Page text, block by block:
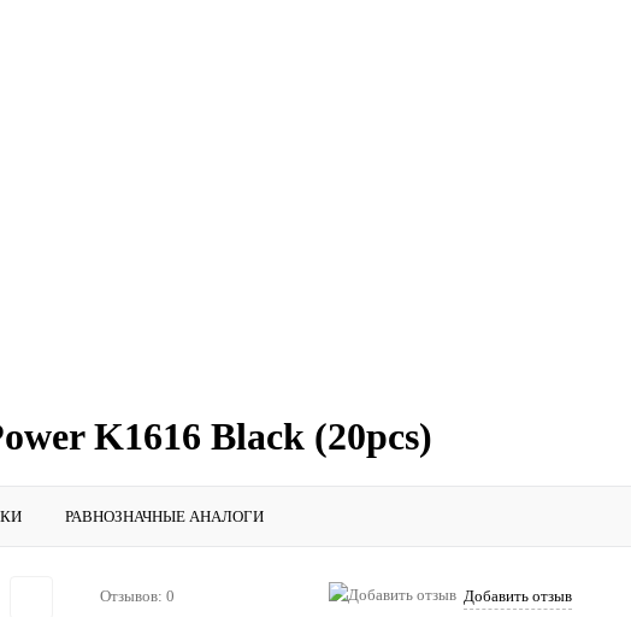
K1616 Black (20pcs)
РАВНОЗНАЧНЫЕ АНАЛОГИ
Отзывов: 0 Добавить отзыв